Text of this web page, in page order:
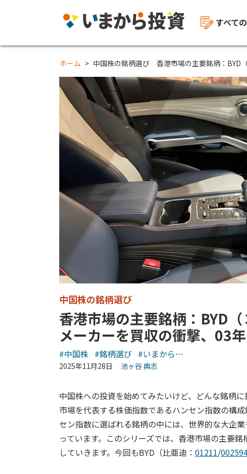
すべて
ホーム 中国株の銘柄選び 香港市場の主要銘柄：BYD
中国株の銘柄選び
香港市場の主要銘柄：BYD
メーカーを買収の衝撃、03
#中国株 #銘柄選び #いまから…
2025年11月28日 池ヶ谷 典志
中国株への投資を始めてみたいけど、どんな銘柄に
市場を代表する株価指数であるハンセン指数の構
セン指数に選ばれる銘柄の中には、世界的な大企
っています。このシリーズでは、香港市場の主要
していきます。今回もBYD（比亜迪： 01211/